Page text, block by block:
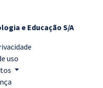
e Educação S/A
uso